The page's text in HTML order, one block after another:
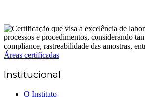
Áreas certificadas
Institucional
O Instituto